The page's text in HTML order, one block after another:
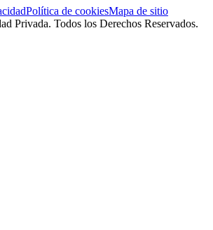
Política de cookiesMapa de sitio
Privada. Todos los Derechos Reservados.